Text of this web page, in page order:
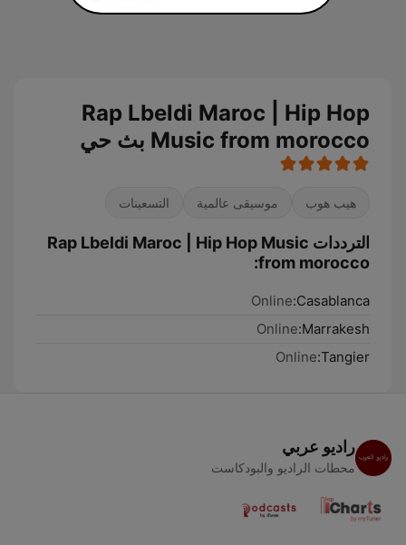
Rap Lbeldi Maroc | Hip Hop
Music from morocco بث حي
هيب هوب موسيقى عالمية التسعينات
الترددات Rap Lbeldi Maroc | Hip Hop Music
from morocco:
Casablanca:
Online
Marrakesh:
Online
Tangier:
Online
راديو عربي
محطات الراديو والبودكاست